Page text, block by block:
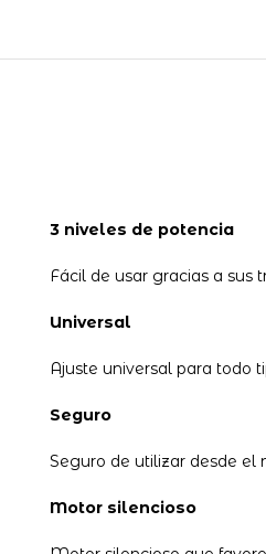
3 niveles de potencia
Fácil de usar gracias a sus
Universal
Ajuste universal para todo
Seguro
Seguro de utilizar desde el
Motor silencioso